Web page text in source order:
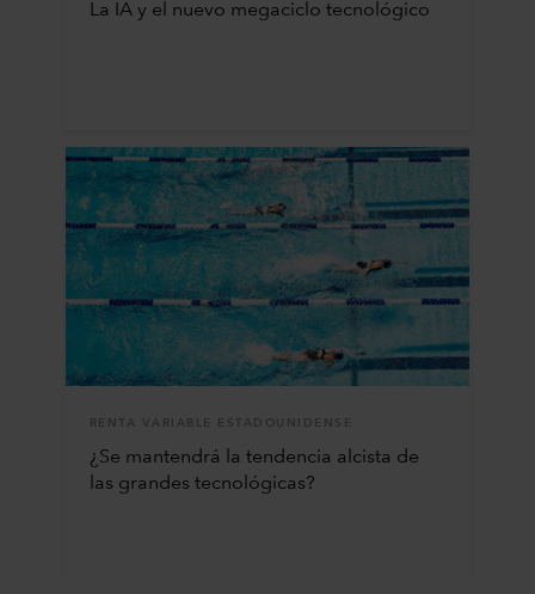
La IA y el nuevo megaciclo tecnológico
RENTA VARIABLE ESTADOUNIDENSE
¿Se mantendrá la tendencia alcista de
las grandes tecnológicas?